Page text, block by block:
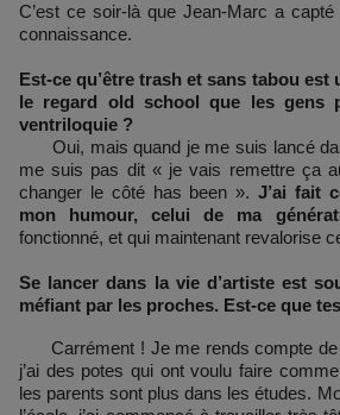
C’est ce soir-là que Jean-Marc a
connaissance.
Est-ce qu’être trash et sans tabou est
le regard old school que les gens
ventriloquie ?
Oui, mais quand je me suis lancé
me suis pas dit « je vais remettre ça
changer le côté has been ». J’ai fait
mon humour, celui de ma
fonctionné, et qui maintenant revalorise
Se lancer dans la vie d’artiste est
méfiant par les proches. Est-ce que
Carrément ! Je me rends compte de ma chance parce que
j’ai des potes qui ont voulu faire
les parents sont plus dans les études.